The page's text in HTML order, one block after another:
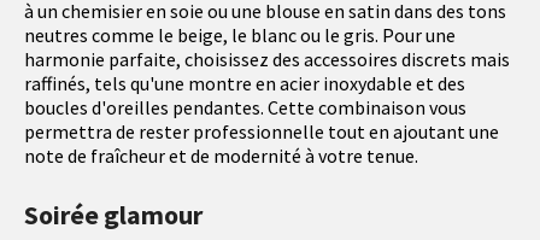
à un chemisier en soie ou une blouse en satin dans des tons
neutres comme le beige, le blanc ou le gris. Pour une
harmonie parfaite, choisissez des accessoires discrets mais
raffinés, tels qu'une montre en acier inoxydable et des
boucles d'oreilles pendantes. Cette combinaison vous
permettra de rester professionnelle tout en ajoutant une
note de fraîcheur et de modernité à votre tenue.
Soirée glamour